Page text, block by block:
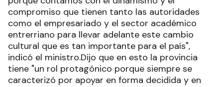
compromiso que tienen tanto las autoridades
como el empresariado y el sector académico
entrerriano para llevar adelante este cambio
cultural que es tan importante para el país",
indicó el ministro.Dijo que en esto la provincia
tiene "un rol protagónico porque siempre se
caracterizó por apoyar en forma decidida y en